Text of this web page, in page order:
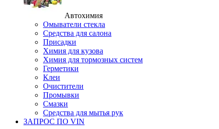
Автохимия
Омыватели стекла
Средства для салона
Присадки
Химия для кузова
Химия для тормозных систем
Герметики
Клеи
Очистители
Промывки
Смазки
Средства для мытья рук
ЗАПРОС ПО VIN